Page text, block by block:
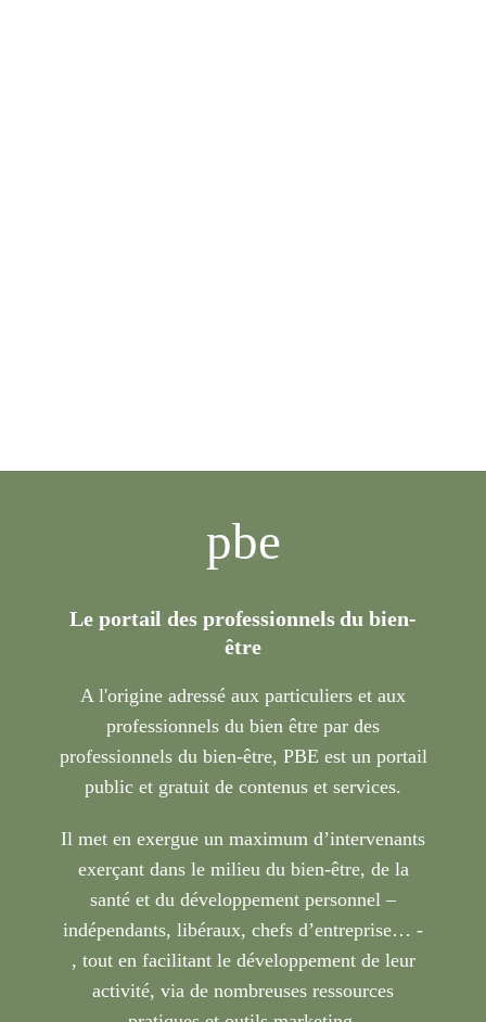
pbe
Le portail des professionnels du bien-
être
A l'origine adressé aux particuliers et aux
professionnels du bien être par des
professionnels du bien-être, PBE est un portail
public et gratuit de contenus et services.
Il met en exergue un maximum d’intervenants
exerçant dans le milieu du bien-être, de la
santé et du développement personnel –
indépendants, libéraux, chefs d’entreprise… -
, tout en facilitant le développement de leur
activité, via de nombreuses ressources